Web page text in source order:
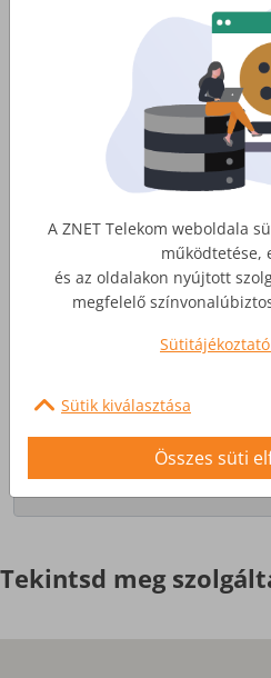
Lakossági Internet
Otthoni internet, telefon
szolgáltatás
Üzleti Internet
Nagyobb igényekre,
Érdekel
Tekintsd meg
A ZNET Telekom weboldala
működtetése,
és az oldalakon nyújtott
megfelelő
Sütik kiválasztása
Összes süti